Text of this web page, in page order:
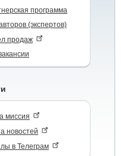
программа
(экспертов)
продаж
миссия
новостей
в Телеграм